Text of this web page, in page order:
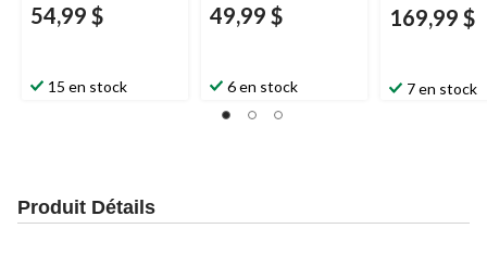
54,99 $
15 en stock
49,99 $
6 en stock
169,99 $
7 en stock
Produit Détails